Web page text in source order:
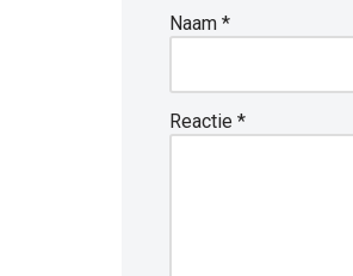
Naam *
Reactie *